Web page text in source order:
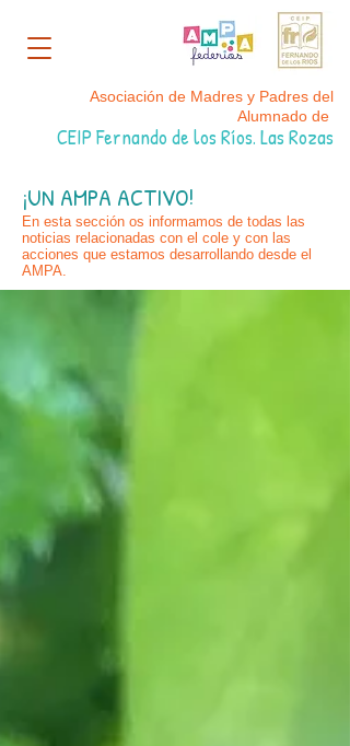
Asociación de Madres y Padres del
Alumnado de
CEIP Fernando de los Ríos. Las Rozas
¡UN AMPA ACTIVO!
En esta sección os informamos de todas las
noticias relacionadas con el cole y con las
acciones que estamos desarrollando desde el
AMPA.